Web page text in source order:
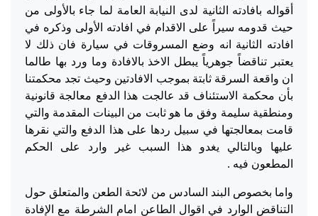
أقواله بافادته الثانية لدى النيابة العامة لما جاء بالأولى من
حيث قدومه سيراً على الاقدام في افادته الأولى وذكره في
افادته الثانية انه وضع المسروقات في سيارة فان ذلك لا
يعتبر تناقضاً جوهرياً يبطل الاخذ بالافادة وما ورد بها طالما
ان واقعة السرقة ثابتة بموجب الافادتين وحيث تجد محكمتنا
بأن محكمة الاستئناف قد عالجت هذا الدفع معالجة قانونية
ومنطقية سليمة وفق ما هو ثابت من البينات المقدمة والتي
قامت بمعالجتها في سبيل ردها على هذا الدفع والتي نقرها
عليها وبالتالي يغدو هذا السبب غير وارد على الحكم
المطعون فيه .
واما بخصوص البند السادس من لائحة الطعن والمتعلق حول
التناقض الوارد في اقوال الطاعن امام الشرطة مع الإفادة